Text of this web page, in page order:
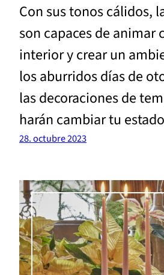
Con sus tonos cálidos,
son capaces de animar
interior y crear un
los aburridos días de
las decoraciones de
harán cambiar tu
28. octubre 2023